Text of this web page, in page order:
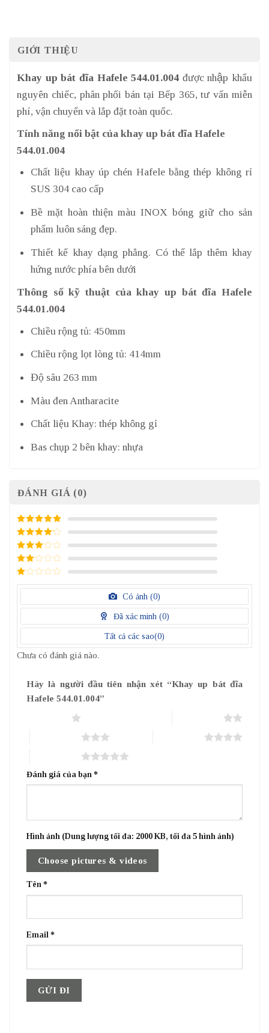
GIỚI THIỆU
Khay up bát đĩa Hafele 544.01.004 được nhập khẩu
nguyên chiếc, phân phối bán tại Bếp 365, tư vấn miễn
phí, vận chuyển và lắp đặt toàn quốc.
Tính năng nổi bật của khay up bát đĩa Hafele
544.01.004
Chất liệu khay úp chén Hafele bằng thép không rỉ
SUS 304 cao cấp
Bề mặt hoàn thiện màu INOX bóng giữ cho sản
phẩm luôn sáng đẹp.
Thiết kế khay dạng phẳng. Có thể lắp thêm khay
hứng nước phía bên dưới
Thông số kỹ thuật của khay up bát đĩa Hafele
544.01.004
Chiều rộng tủ: 450mm
Chiều rộng lọt lòng tủ: 414mm
Độ sâu 263 mm
Màu đen Antharacite
Chất liệu Khay: thép không gỉ
Bas chụp 2 bên khay: nhựa
ĐÁNH GIÁ (0)
5/ 5 điểm
4/ 5
điểm
3/ 5
điểm
2/
điểm
1
điểm
Có ảnh (0)
Đã xác minh (0)
Tất cả các sao(0)
Chưa có đánh giá nào.
Hãy là người đầu tiên nhận xét “Khay up bát đĩa
Hafele 544.01.004”
Đánh giá của bạn *
Hình ảnh (Dung lượng tối đa: 2000 KB, tối đa 5 hình ảnh)
Choose pictures & videos
Tên *
Email *